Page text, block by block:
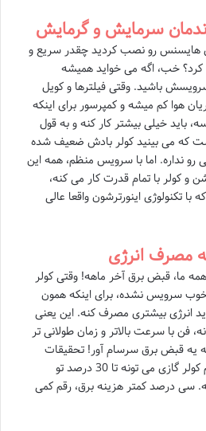
سرمایش و گرمایش
هایسنس رو نصب کردید چقدر سریع و
خب، اگه می خواید همیشه
باشید. وقتی فیلترها و کویل
هوا کم میشه و کمپرسور برای اینکه
باید خیلی بیشتر کار کنه و به قول
که می بینید کولر بادش ضعیف شده
نداره. اما با سرویس منظم، همه این
و کولر با تمام قدرت کار می کنه،
تکنولوژی اینورترشون واقعا عالی
مصرف انرژی
ما، قبض برق آخر ماهه! وقتی کولر
سرویس نشده، برای اینکه همون
انرژی بیشتری مصرف کنه. این یعنی
فن با سرعت بالاتر و زمان طولانی تر
یه قبض برق سرسام آور! تحقیقات
نشون داده که سرویس منظم کولر گازی می تونه تا 30 درصد تو
سی درصد کمتر هزینه برق، رقم کمی